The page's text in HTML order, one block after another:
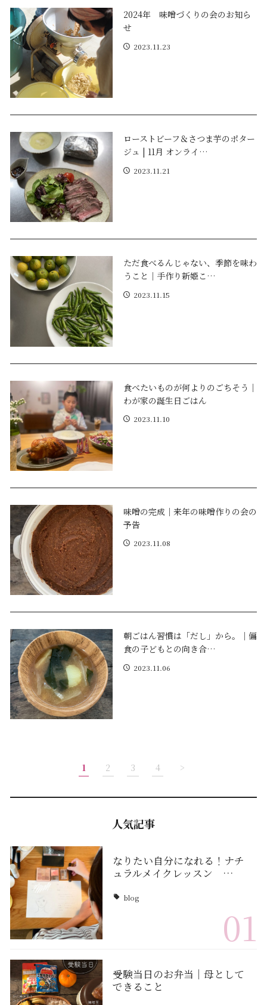
2024年 味噌づくりの会のお知ら
せ
2023.11.23
ローストビーフ＆さつま芋のポター
ジュ | 11月 オンライ…
2023.11.21
ただ食べるんじゃない、季節を味わ
うこと｜手作り新姫こ…
2023.11.15
食べたいものが何よりのごちそう｜
わが家の誕生日ごはん
2023.11.10
味噌の完成｜来年の味噌作りの会の
予告
2023.11.08
朝ごはん習慣は「だし」から。｜偏
食の子どもとの向き合…
2023.11.06
1 2 3 4 >
人気記事
なりたい自分になれる！ナチ
ュラルメイクレッスン …
blog
01
受験当日のお弁当｜母として
できること